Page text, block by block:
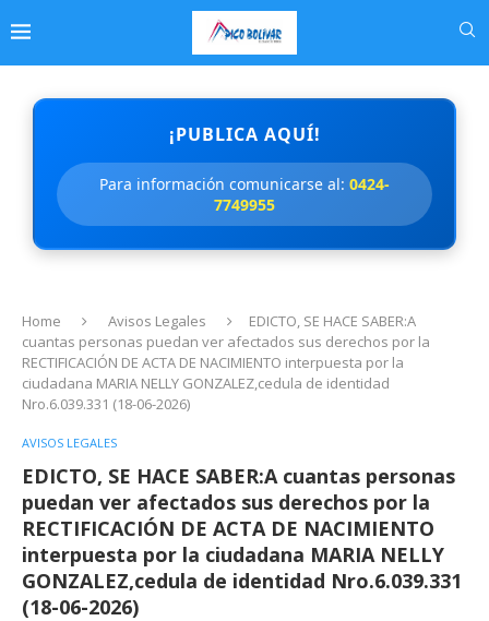
¡PUBLICA AQUÍ!
Para información comunicarse al: 0424-
7749955
Home Avisos Legales
EDICTO, SE HACE SABER:A
cuantas personas puedan ver afectados sus derechos por la
RECTIFICACIÓN DE ACTA DE NACIMIENTO interpuesta por la
ciudadana MARIA NELLY GONZALEZ,cedula de identidad
Nro.6.039.331 (18-06-2026)
AVISOS LEGALES
EDICTO, SE HACE SABER:A cuantas personas
puedan ver afectados sus derechos por la
RECTIFICACIÓN DE ACTA DE NACIMIENTO
interpuesta por la ciudadana MARIA NELLY
GONZALEZ,cedula de identidad Nro.6.039.331
(18-06-2026)